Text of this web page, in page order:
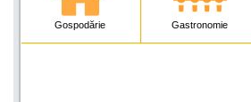
Gospodărie Gastronomie